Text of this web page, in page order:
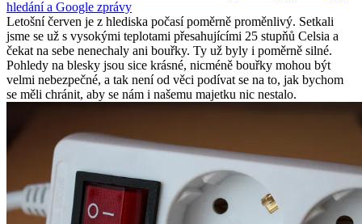
hledání a Google zprávy
Letošní červen je z hlediska počasí poměrně proměnlivý. Setkali
jsme se už s vysokými teplotami přesahujícími 25 stupňů Celsia a
čekat na sebe nenechaly ani bouřky. Ty už byly i poměrně silné.
Pohledy na blesky jsou sice krásné, nicméně bouřky mohou být
velmi nebezpečné, a tak není od věci podívat se na to, jak bychom
se měli chránit, aby se nám i našemu majetku nic nestalo.